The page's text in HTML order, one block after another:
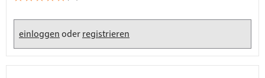
einloggenoderregistrieren